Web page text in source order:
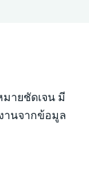
ายชัดเจน มี
านจากข้อมูล